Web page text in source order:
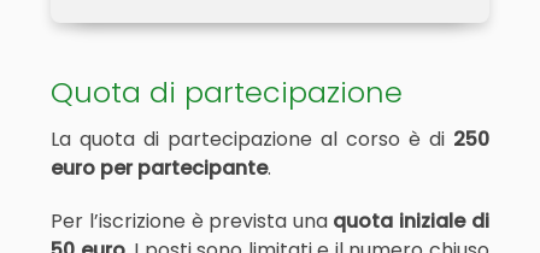
Quota di partecipazione
La quota di partecipazione al corso è di 250
euro per partecipante.
Per l’iscrizione è prevista una quota iniziale di